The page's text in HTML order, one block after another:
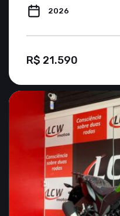
2026
R$ 21.590